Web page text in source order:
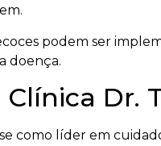
podem ser
doença.
Dr.
como líder em